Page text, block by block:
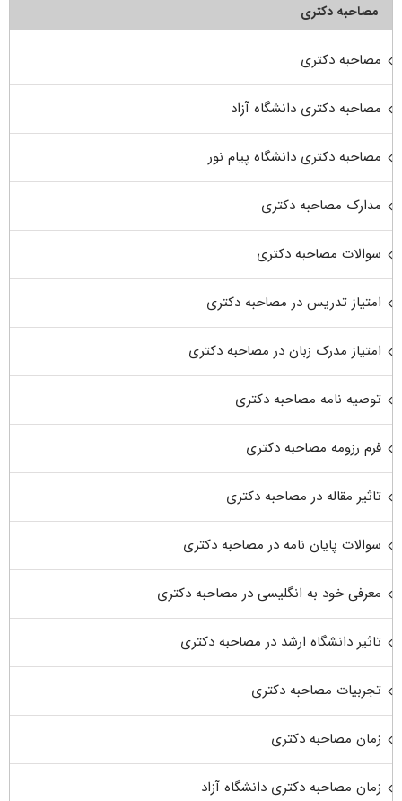
مصاحبه دکتری
مصاحبه دکتری
مصاحبه دکتری دانشگاه آزاد
مصاحبه دکتری دانشگاه پیام نور
مدارک مصاحبه دکتری
سوالات مصاحبه دکتری
امتیاز تدریس در مصاحبه دکتری
امتیاز مدرک زبان در مصاحبه دکتری
توصیه نامه مصاحبه دکتری
فرم رزومه مصاحبه دکتری
تاثیر مقاله در مصاحبه دکتری
سوالات پایان نامه در مصاحبه دکتری
معرفی خود به انگلیسی در مصاحبه دکتری
تاثیر دانشگاه ارشد در مصاحبه دکتری
تجربیات مصاحبه دکتری
زمان مصاحبه دکتری
زمان مصاحبه دکتری دانشگاه آزاد